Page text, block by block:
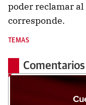
poder reclamar al
corresponde.
TEMAS
Comentarios